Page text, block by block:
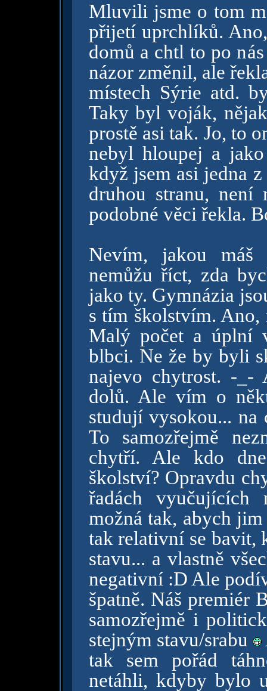
Mluvili jsme o tom
přijetí uprchlíků.
domů a chtl to po
názor změnil, ale
místech Sýrie atd.
Taky byl voják,
prostě asi tak. Jo, to
nebyl hloupej a
když jsem asi jedna
druhou stranu,
podobné věci řekla.
Nevím, jakou máš
nemůžu říct, zda
jako ty. Gymnázia
s tím školstvím. Ano,
Malý počet a úplní
blbci. Ne že by byli
najevo chytrost. -_-
dolů. Ale vím o
studují vysokou... na
To samozřejmě
chytří. Ale kdo
školství? Opravdu
řadách
možná tak, abych
tak relativní se bavit,
stavu... a vlastně
negativní :D Ale
špatně. Náš premiér
samozřejmě i
stejným stavu/srabu
tak sem pořád
netáhli, kdyby bylo